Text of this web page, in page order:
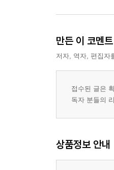
만든 이 코멘트
저자, 역자, 편집자
접수된 글은
독자 분들의
상품정보 안내